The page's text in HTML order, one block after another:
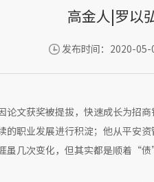
高金人|罗以
发布时间：2020-05-
论文获奖被提拔，快速成长为招
的职业发展进行积淀；他从平安
虽几次变化，但其实都是顺着“债